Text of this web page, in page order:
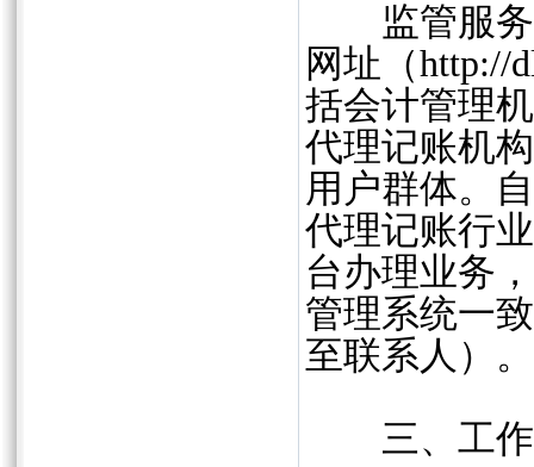
监管服务
网址（http://
括会计管理
代理记账机
用户群体。
代理记账行
台办理业务
管理系统一
至联系人）
三、工作